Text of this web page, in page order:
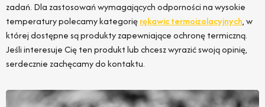
zadań. Dla zastosowań wymagających odporności na wysokie
temperatury polecamy kategorięrękawic termoizolacyjnych, w
której dostępne są produkty zapewniające ochronę termiczną.
Jeśli interesuje Cię ten produkt lub chcesz wyrazić swoją opinię,
serdecznie zachęcamy do kontaktu.